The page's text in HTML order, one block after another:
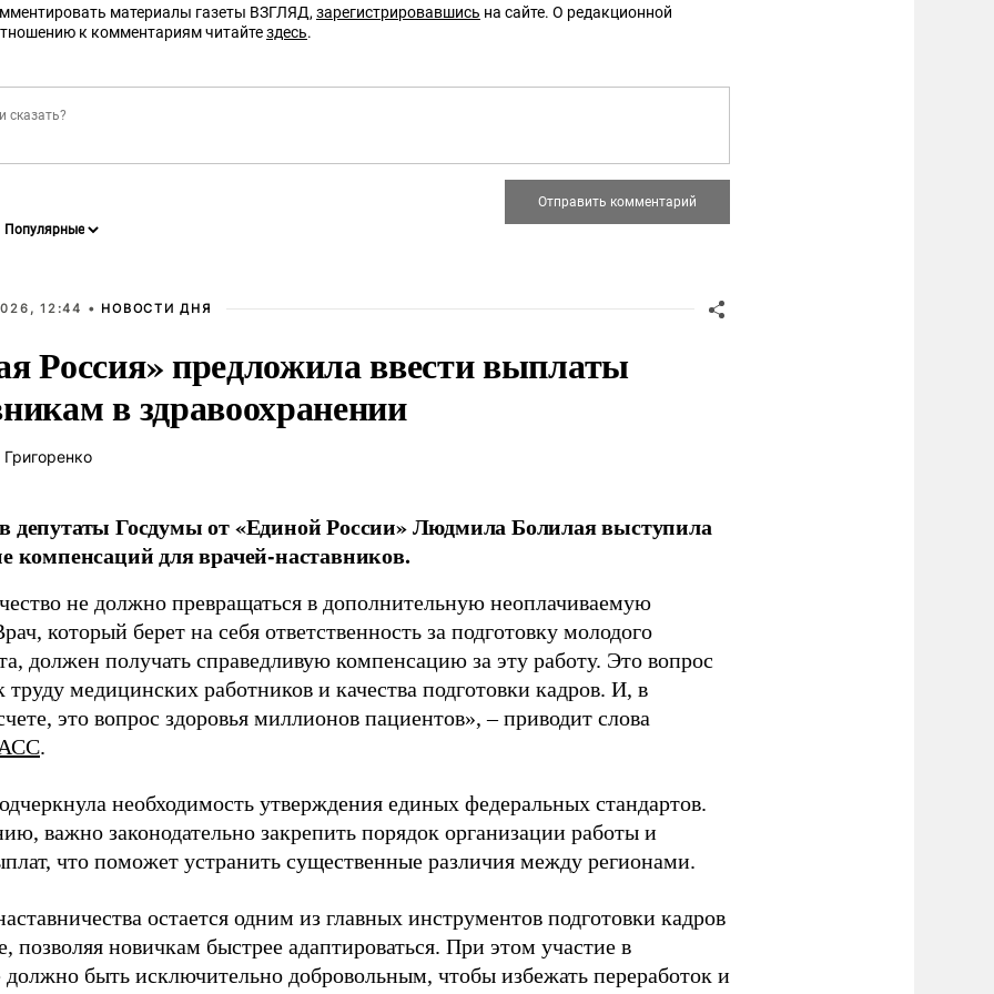
материалы газеты ВЗГЛЯД, зарегистрировавшись на сайте. О редакционной
к комментариям читайтездесь.
12:44 • НОВОСТИ ДНЯ
Россия» предложила ввести выплаты
в здравоохранении
депутаты Госдумы от «Единой России» Людмила Болилая выступила
компенсаций для врачей-наставников.
не должно превращаться в дополнительную неоплачиваемую
который берет на себя ответственность за подготовку молодого
должен получать справедливую компенсацию за эту работу. Это вопрос
труду медицинских работников и качества подготовки кадров. И, в
это вопрос здоровья миллионов пациентов», – приводит слова
.
необходимость утверждения единых федеральных стандартов.
важно законодательно закрепить порядок организации работы и
что поможет устранить существенные различия между регионами.
остается одним из главных инструментов подготовки кадров
позволяя новичкам быстрее адаптироваться. При этом участие в
быть исключительно добровольным, чтобы избежать переработок и